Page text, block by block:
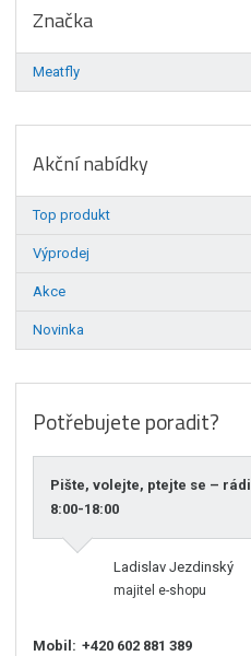
Značka
Meatfly
Akční nabídky
Top produkt
Výprodej
Akce
Novinka
Potřebujete poradit?
Pište, volejte, ptejte se –
8:00-18:00
Ladislav Jezdinský
majitel e-shopu
Mobil: +420 602 881 389